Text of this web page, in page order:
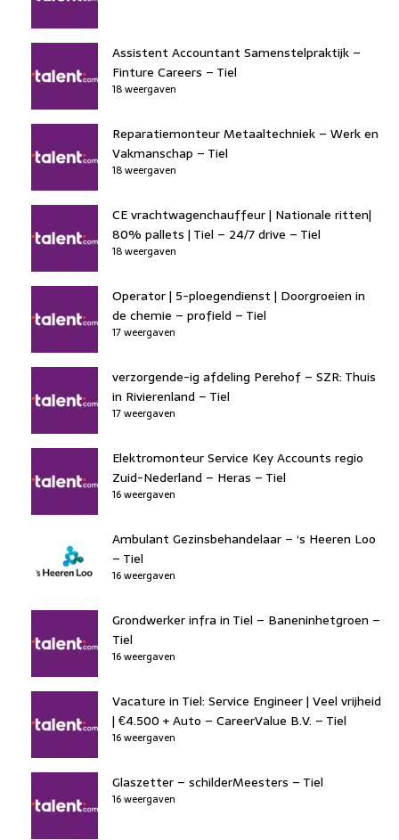
Assistent Accountant Samenstelpraktijk –
Finture Careers – Tiel
18 weergaven
Reparatiemonteur Metaaltechniek – Werk en
Vakmanschap – Tiel
18 weergaven
CE vrachtwagenchauffeur | Nationale ritten|
80% pallets | Tiel – 24/7 drive – Tiel
18 weergaven
Operator | 5-ploegendienst | Doorgroeien in
de chemie – profield – Tiel
17 weergaven
verzorgende-ig afdeling Perehof – SZR: Thuis
in Rivierenland – Tiel
17 weergaven
Elektromonteur Service Key Accounts regio
Zuid-Nederland – Heras – Tiel
16 weergaven
Ambulant Gezinsbehandelaar – ‘s Heeren Loo
– Tiel
16 weergaven
Grondwerker infra in Tiel – Baneninhetgroen –
Tiel
16 weergaven
Vacature in Tiel: Service Engineer | Veel vrijheid
| €4.500 + Auto – CareerValue B.V. – Tiel
16 weergaven
Glaszetter – schilderMeesters – Tiel
16 weergaven